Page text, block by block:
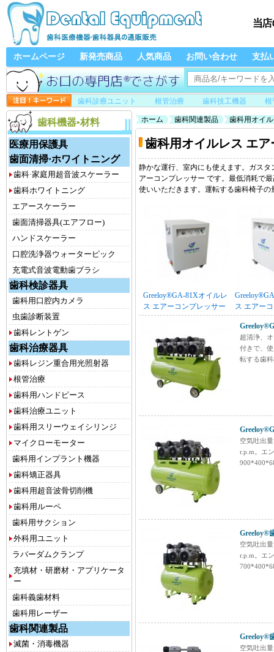
ホームページ 新発売商品 人気商品 お問い合わせ 支払
歯科診療ユニット 根管治療 歯科技工機器 根
歯科機器•材料
医療用保護具
歯面清掃·ホワイトニング
歯科·家庭用超音波スケーラー
歯科ホワイトニング
エアースケーラー
歯面清掃器具(エアフロー)
ハンドスケーラー
口腔洗浄器ウォーターピック
充電式音波電動歯ブラシ
歯科検診器具
歯科用口腔内カメラ
虫歯診断装置
歯科レントゲン
歯科治療器具
歯科レジン重合用光照射器
根管治療
歯科用ハンドピース
歯科治療ユニット
歯科用スリーウェイシリンジ
マイクローモーター
歯科用インプラント機器
歯科矯正器具
歯科用超音波骨切削機
歯科用ルーペ
歯科用サクション
外科用ユニット
ラバーダムクランプ
充填材・研磨材・アプリケータ
ー
歯科義歯材料
歯科用レーザー
歯科関連製品
滅菌・消毒機器
ホーム 歯科関連製品 歯科用オイ
歯科用オイルレス エ
静かな運行、室内にも使えます。ガス
アーコンプレッサー です。最低消耗で
使いいただきます。運転する歯科椅子
Greeloy®GA-81Xオイルレ
ス エアーコンプレッサー
消音ケース
ス エアー
消音ケース
超清浄、
付きで、
転する歯
空気吐出
r.p.m。エ
Greeloy®
空気吐出
r.p.m。エ
Greeloy®
空気吐出